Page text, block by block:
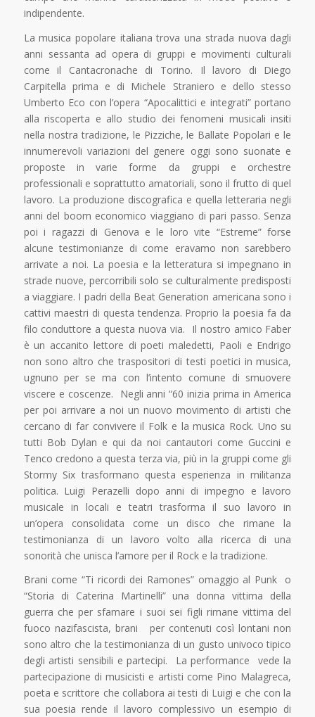
indipendente.
La musica popolare italiana trova una strada nuova dagli
anni sessanta ad opera di gruppi e movimenti culturali
come il Cantacronache di Torino. Il lavoro di Diego
Carpitella prima e di Michele Straniero e dello stesso
Umberto Eco con l’opera “Apocalittici e integrati” portano
alla riscoperta e allo studio dei fenomeni musicali insiti
nella nostra tradizione, le Pizziche, le Ballate Popolari e le
innumerevoli variazioni del genere oggi sono suonate e
proposte in varie forme da gruppi e orchestre
professionali e soprattutto amatoriali, sono il frutto di quel
lavoro. La produzione discografica e quella letteraria negli
anni del boom economico viaggiano di pari passo. Senza
poi i ragazzi di Genova e le loro vite “Estreme” forse
alcune testimonianze di come eravamo non sarebbero
arrivate a noi. La poesia e la letteratura si impegnano in
strade nuove, percorribili solo se culturalmente predisposti
a viaggiare. I padri della Beat Generation americana sono i
cattivi maestri di questa tendenza. Proprio la poesia fa da
filo conduttore a questa nuova via. Il nostro amico Faber
è un accanito lettore di poeti maledetti, Paoli e Endrigo
non sono altro che traspositori di testi poetici in musica,
ugnuno per se ma con l’intento comune di smuovere
viscere e coscenze. Negli anni “60 inizia prima in America
per poi arrivare a noi un nuovo movimento di artisti che
cercano di far convivere il Folk e la musica Rock. Uno su
tutti Bob Dylan e qui da noi cantautori come Guccini e
Tenco credono a questa terza via, più in la gruppi come gli
Stormy Six trasformano questa esperienza in militanza
politica. Luigi Perazelli dopo anni di impegno e lavoro
musicale in locali e teatri trasforma il suo lavoro in
un’opera consolidata come un disco che rimane la
testimonianza di un lavoro volto alla ricerca di una
sonorità che unisca l’amore per il Rock e la tradizione.
Brani come “Ti ricordi dei Ramones” omaggio al Punk o
“Storia di Caterina Martinelli” una donna vittima della
guerra che per sfamare i suoi sei figli rimane vittima del
fuoco nazifascista, brani per contenuti così lontani non
sono altro che la testimonianza di un gusto univoco tipico
degli artisti sensibili e partecipi. La performance vede la
partecipazione di musicisti e artisti come Pino Malagreca,
poeta e scrittore che collabora ai testi di Luigi e che con la
sua poesia rende il lavoro complessivo un esempio di